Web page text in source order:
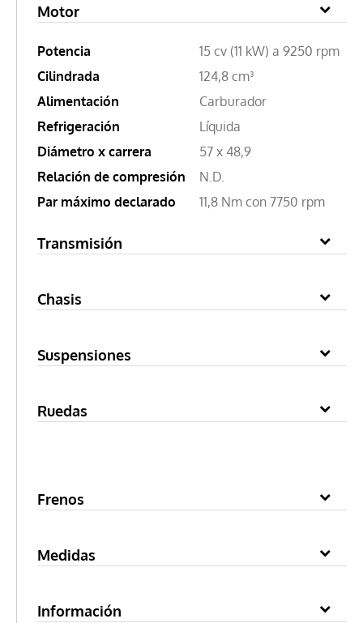
Motor
Potencia
15 cv (11 kW) a 9250 rpm
Cilindrada
124,8 cm³
Alimentación
Carburador
Refrigeración
Líquida
Diámetro x carrera
57 x 48,9
Relación de compresión
N.D.
Par máximo declarado
11,8 Nm con 7750 rpm
Transmisión
Chasis
Suspensiones
Ruedas
Frenos
Medidas
Información